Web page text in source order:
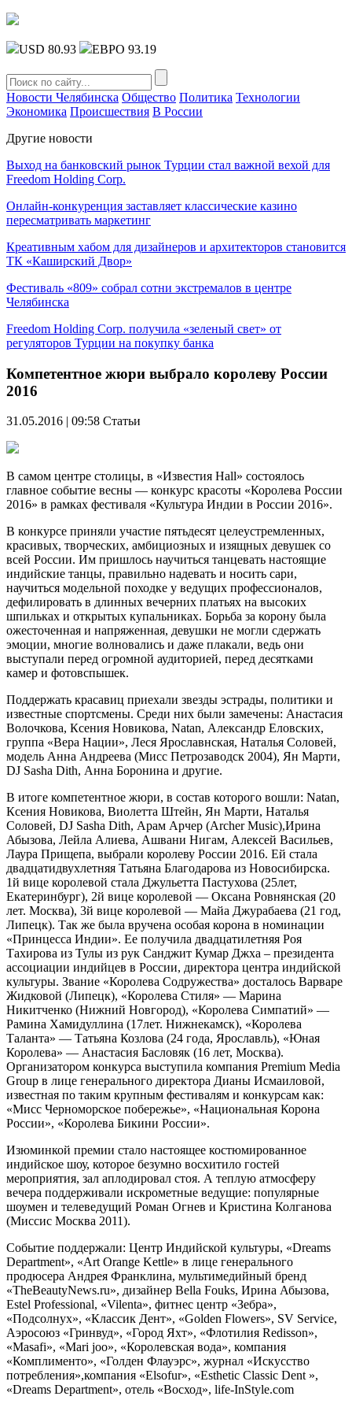
USD 80.93 ЕВРО 93.19
Новости Челябинска Общество Политика Технологии
Экономика Происшествия В России
Другие новости
Выход на банковский рынок Турции стал важной вехой для
Freedom Holding Corp.
Онлайн-конкуренция заставляет классические казино
пересматривать маркетинг
Креативным хабом для дизайнеров и архитекторов становится
ТК «Каширский Двор»
Фестиваль «809» собрал сотни экстремалов в центре
Челябинска
Freedom Holding Corp. получила «зеленый свет» от
регуляторов Турции на покупку банка
Компетентное жюри выбрало королеву России
2016
31.05.2016 | 09:58 Статьи
В самом центре столицы, в «Известия Hall» состоялось
главное событие весны — конкурс красоты «Королева России
2016» в рамках фестиваля «Культура Индии в России 2016».
В конкурсе приняли участие пятьдесят целеустремленных,
красивых, творческих, амбициозных и изящных девушек со
всей России. Им пришлось научиться танцевать настоящие
индийские танцы, правильно надевать и носить сари,
научиться модельной походке у ведущих профессионалов,
дефилировать в длинных вечерних платьях на высоких
шпильках и открытых купальниках. Борьба за корону была
ожесточенная и напряженная, девушки не могли сдержать
эмоции, многие волновались и даже плакали, ведь они
выступали перед огромной аудиторией, перед десятками
камер и фотовспышек.
Поддержать красавиц приехали звезды эстрады, политики и
известные спортсмены. Среди них были замечены: Анастасия
Волочкова, Ксения Новикова, Natan, Александр Еловских,
группа «Вера Нации», Леся Ярославнская, Наталья Соловей,
модель Анна Андреева (Мисс Петрозаводск 2004), Ян Марти,
DJ Sasha Dith, Анна Боронина и другие.
В итоге компетентное жюри, в состав которого вошли: Natan,
Ксения Новикова, Виолетта Штейн, Ян Марти, Наталья
Соловей, DJ Sasha Dith, Арам Арчер (Archer Music),Ирина
Абызова, Лейла Алиева, Ашвани Нигам, Алексей Васильев,
Лаура Прищепа, выбрали королеву России 2016. Ей стала
двадцатидвухлетняя Татьяна Благодарова из Новосибирска.
1й вице королевой стала Джульетта Пастухова (25лет,
Екатеринбург), 2й вице королевой — Оксана Ровнянская (20
лет. Москва), 3й вице королевой — Майа Джурабаева (21 год,
Липецк). Так же была вручена особая корона в номинации
«Принцесса Индии». Ее получила двадцатилетняя Роя
Тахирова из Тулы из рук Санджит Кумар Джха – президента
ассоциации индийцев в России, директора центра индийской
культуры. Звание «Королева Содружества» досталось Варваре
Жидковой (Липецк), «Королева Стиля» — Марина
Никитченко (Нижний Новгород), «Королева Симпатий» —
Рамина Хамидуллина (17лет. Нижнекамск), «Королева
Таланта» — Татьяна Козлова (24 года, Ярославль), «Юная
Королева» — Анастасия Басловяк (16 лет, Москва).
Организатором конкурса выступила компания Premium Media
Group в лице генерального директора Дианы Исмаиловой,
известная по таким крупным фестивалям и конкурсам как:
«Мисс Черноморское побережье», «Национальная Корона
России», «Королева Бикини России».
Изюминкой премии стало настоящее костюмированное
индийское шоу, которое безумно восхитило гостей
мероприятия, зал аплодировал стоя. А теплую атмосферу
вечера поддерживали искрометные ведущие: популярные
шоумен и телеведущий Роман Огнев и Кристина Колганова
(Миссис Москва 2011).
Событие поддержали: Центр Индийской культуры, «Dreams
Department», «Art Orange Kettle» в лице генерального
продюсера Андрея Франклина, мультимедийный бренд
«TheBeautyNews.ru», дизайнер Bella Fouks, Ирина Абызова,
Estel Professional, «Vilenta», фитнес центр «Зебра»,
«Подсолнух», «Классик Дент», «Golden Flowers», SV Service,
Аэросоюз «Гринвуд», «Город Яхт», «Флотилия Redisson»,
«Masafi», «Mari joo», «Королевская вода», компания
«Комплименто», «Голден Флауэрс», журнал «Искусство
потребления»,компания «Elsofur», «Esthetic Classic Dent »,
«Dreams Department», отель «Восход», life-InStyle.com